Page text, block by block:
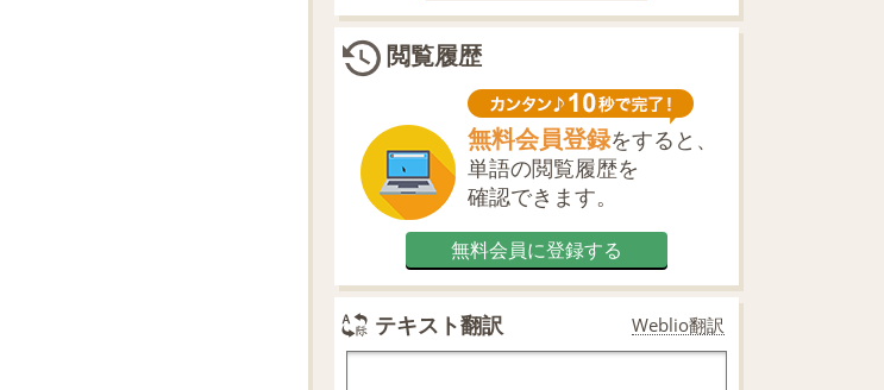
閲覧履歴
無料会員登録をすると、
単語の閲覧履歴を
確認できます。
無料会員に登録する
テキスト翻訳 Weblio翻訳